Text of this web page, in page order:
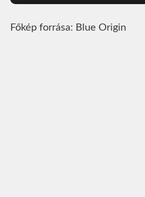
Főkép forrása: Blue Origin